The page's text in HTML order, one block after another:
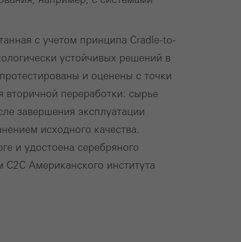
с учетом принципа Cradle-to-
устойчивых решений в
и оценены с точки
переработки: сырье
завершения эксплуатации
исходного качества.
и удостоена серебряного
Американского института
и
для
Это